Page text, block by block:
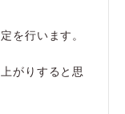
を行います。
がりすると思